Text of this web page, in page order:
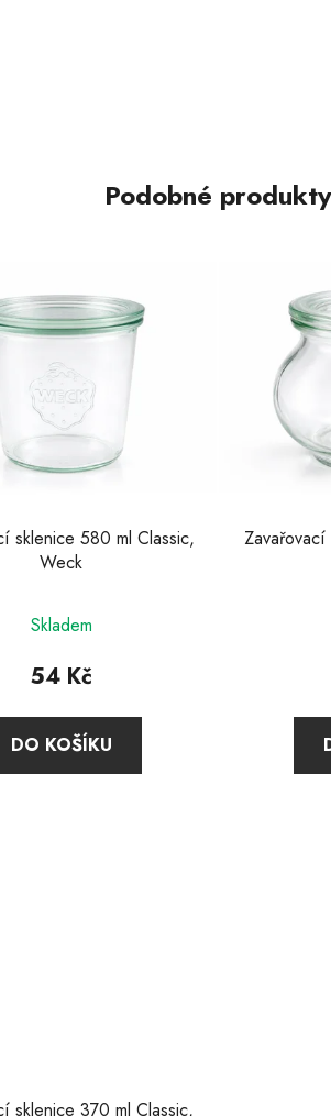
Podobné produkty
sklenice 580 ml Classic,
Weck
Skladem
54 Kč
DO KOŠÍKU
sklenice 370 ml Classic,